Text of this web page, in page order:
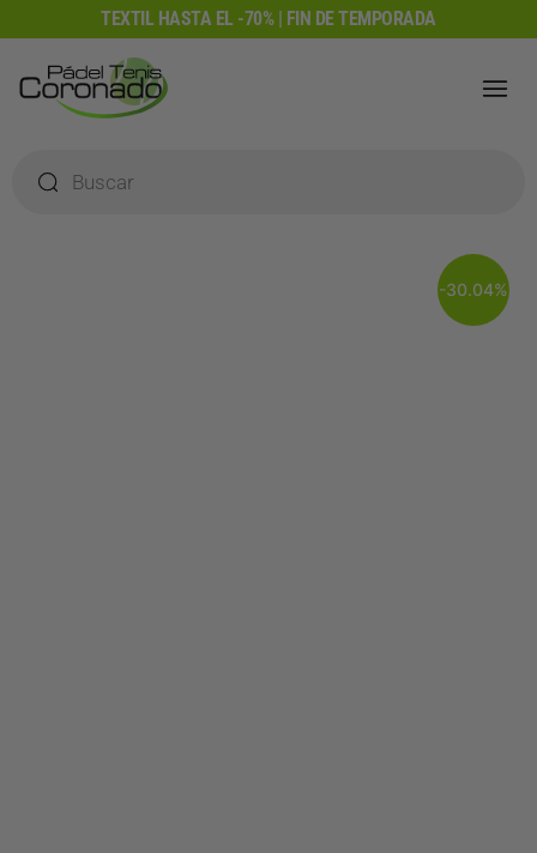
al
contenido
TEXTIL HASTA EL -70% | FIN DE TEMPORADA
productos
-30.04%